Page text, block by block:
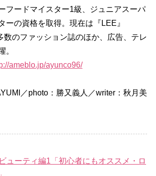
フードマイスター1級、ジュニアスーパ
ーの資格を取得。現在は『LEE』
数のファッション誌のほか、広告、テレ
。
ameblo.jp/ayunco96/
／photo：勝又義人／writer：秋月美
ューティ編1「初心者にもオススメ・ロ